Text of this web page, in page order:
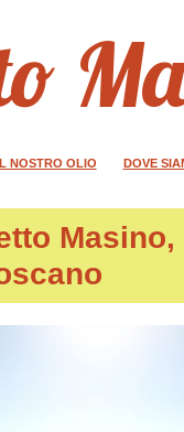
IL NOSTRO OLIO DOVE
Masino